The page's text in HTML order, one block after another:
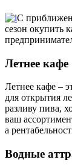
С
сезон окупить
Летнее кафе
Летнее кафе –
для открытия
разливу пива,
ваш
а
Водные